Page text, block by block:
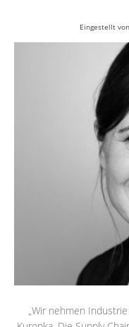
Eingestellt
„Wir nehmen